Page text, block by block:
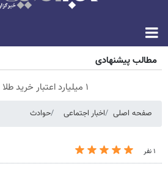
مطالب پیشنهادی
۱ میلیارد اعتبار خرید طلا | بدون ضامن و چک
صفحه اصلی اخبار اجتماعی حوادث
۱ نفر